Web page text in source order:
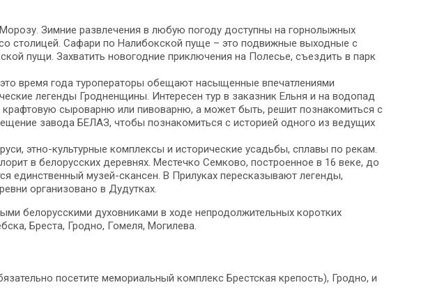
Зимние развлечения в любую погоду доступны на горнолыжных
столицей. Сафари по Налибокской пуще – это подвижные выходные с
пущи. Захватить новогодние приключения на Полесье, съездить в парк
время года туроператоры обещают насыщенные впечатлениями
легенды Гродненщины. Интересен тур в заказник Ельня и на водопад
сыроварню или пивоварню, а может быть, решит познакомиться с
завода БЕЛАЗ, чтобы познакомиться с историей одного из ведущих
этно-культурные комплексы и исторические усадьбы, сплавы по рекам.
в белорусских деревнях. Местечко Семково, построенное в 16 веке, до
единственный музей-скансен. В Прилуках пересказывают легенды,
организовано в Дудутках.
белорусскими духовниками в ходе непродолжительных коротких
Бреста, Гродно, Гомеля, Могилева.
посетите мемориальный комплекс Брестская крепость), Гродно, и